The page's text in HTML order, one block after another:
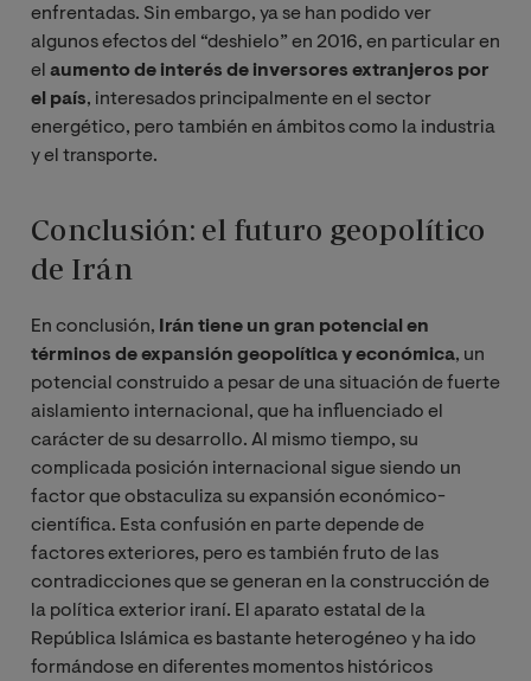
enfrentadas. Sin embargo, ya se han podido ver
algunos efectos del “deshielo” en 2016, en particular en
el aumento de interés de inversores extranjeros por
el país, interesados principalmente en el sector
energético, pero también en ámbitos como la industria
y el transporte.
Conclusión: el futuro geopolítico
de Irán
En conclusión,
Irán tiene un gran potencial en
términos de expansión geopolítica y económica, un
potencial construido a pesar de una situación de fuerte
aislamiento internacional, que ha influenciado el
carácter de su desarrollo. Al mismo tiempo, su
complicada posición internacional sigue siendo un
factor que obstaculiza su expansión económico-
científica. Esta confusión en parte depende de
factores exteriores, pero es también fruto de las
contradicciones que se generan en la construcción de
la política exterior iraní. El aparato estatal de la
República Islámica es bastante heterogéneo y ha ido
formándose en diferentes momentos históricos